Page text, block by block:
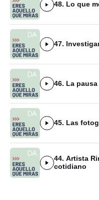
48. Lo que
47.
46. La
45. Las
44. Artista
cotidiano